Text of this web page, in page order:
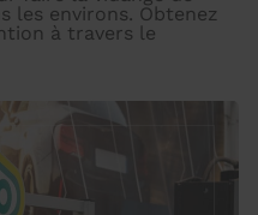
les environs. Obtenez
à travers le